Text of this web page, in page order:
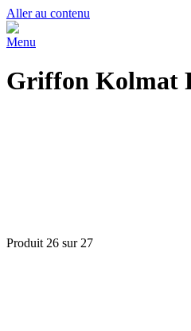
Aller au contenu
Menu
Griffon Kolmat
Produit 26 sur 27